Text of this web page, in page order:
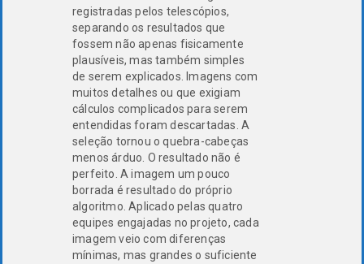
registradas pelos telescópios,
separando os resultados que
fossem não apenas fisicamente
plausíveis, mas também simples
de serem explicados. Imagens com
muitos detalhes ou que exigiam
cálculos complicados para serem
entendidas foram descartadas. A
seleção tornou o quebra-cabeças
menos árduo. O resultado não é
perfeito. A imagem um pouco
borrada é resultado do próprio
algoritmo. Aplicado pelas quatro
equipes engajadas no projeto, cada
imagem veio com diferenças
mínimas, mas grandes o suficiente